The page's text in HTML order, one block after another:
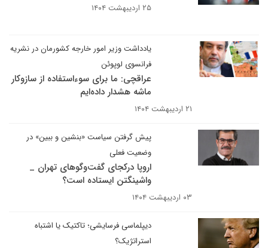
۲۵ اردیبهشت ۱۴۰۴
یادداشت وزیر امور خارجه کشورمان در نشریه
فرانسوی لوپوئن
عراقچی: ما برای سوءاستفاده از سازوکار
ماشه هشدار داده‌ایم
۲۱ اردیبهشت ۱۴۰۴
پیش گرفتن سیاست «بنشین و ببین» در
وضعیت فعلی
اروپا درکجای گفت‌وگوهای تهران _
واشینگتن ایستاده است؟
۰۳ اردیبهشت ۱۴۰۴
دیپلماسی فرسایشی؛ تاکتیک یا اشتباه
استراتژیک؟